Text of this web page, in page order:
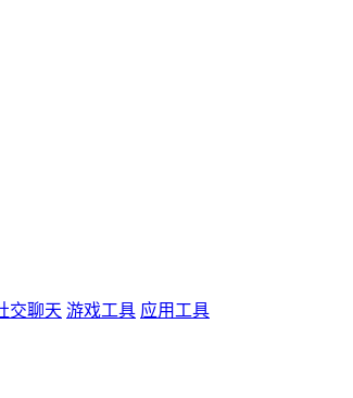
交聊天 游戏工具 应用工具